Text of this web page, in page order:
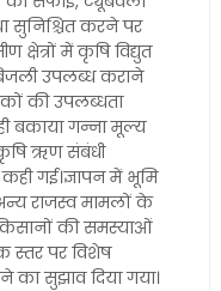
सुनिश्चित करने पर
क्षेत्रों में कृषि विद्युत
उपलब्ध कराने
की उपलब्धता
बकाया गन्ना मूल्य
ऋण संबंधी
गई।ज्ञापन में भूमि
राजस्व मामलों के
की समस्याओं
स्तर पर विशेष
का सुझाव दिया गया।